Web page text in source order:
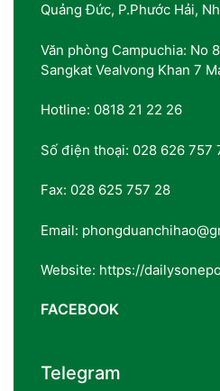
Quảng Đức, P.Phước Hải,
Văn phòng Campuchia: No
Sangkat Vealvong Khan 7
Hotline: 0818 21 22 26
Số điện thoại: 028 626 757
Fax: 028 625 757 28
Email:
Website: https://
FACEBOOK
Telegram